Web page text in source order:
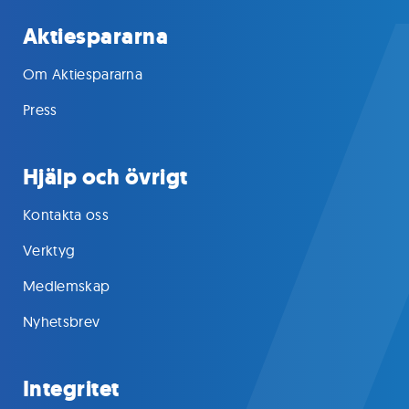
Aktiespararna
Om Aktiespararna
Press
Hjälp och övrigt
Kontakta oss
Verktyg
Medlemskap
Nyhetsbrev
Integritet